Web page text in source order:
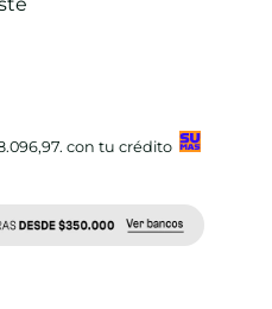
. con tu crédito